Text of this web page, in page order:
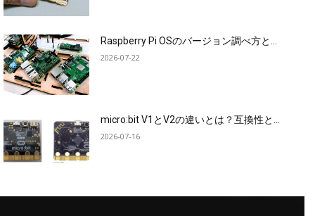
Raspberry Pi OSのバージョン調べ方と...
2026-07-22
micro:bit V1とV2の違いとは？互換性と...
2026-07-16